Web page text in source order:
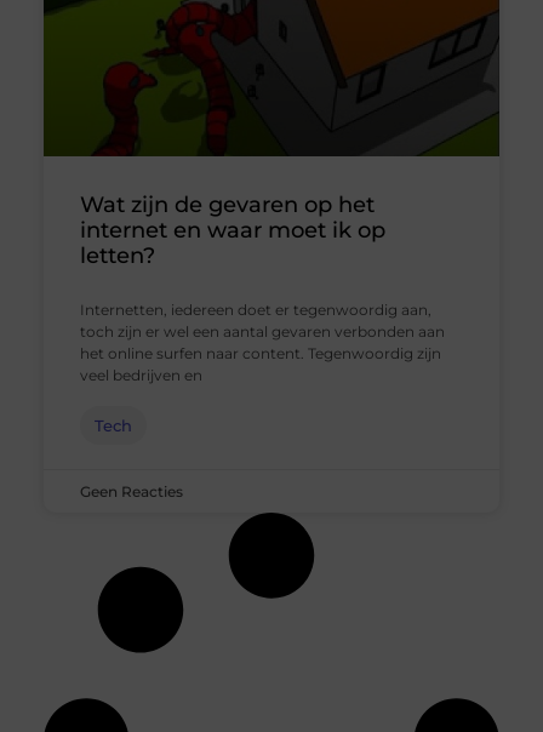
Wat zijn de gevaren op het
internet en waar moet ik op
letten?
Internetten, iedereen doet er tegenwoordig aan,
toch zijn er wel een aantal gevaren verbonden aan
het online surfen naar content. Tegenwoordig zijn
veel bedrijven en
Tech
Geen Reacties